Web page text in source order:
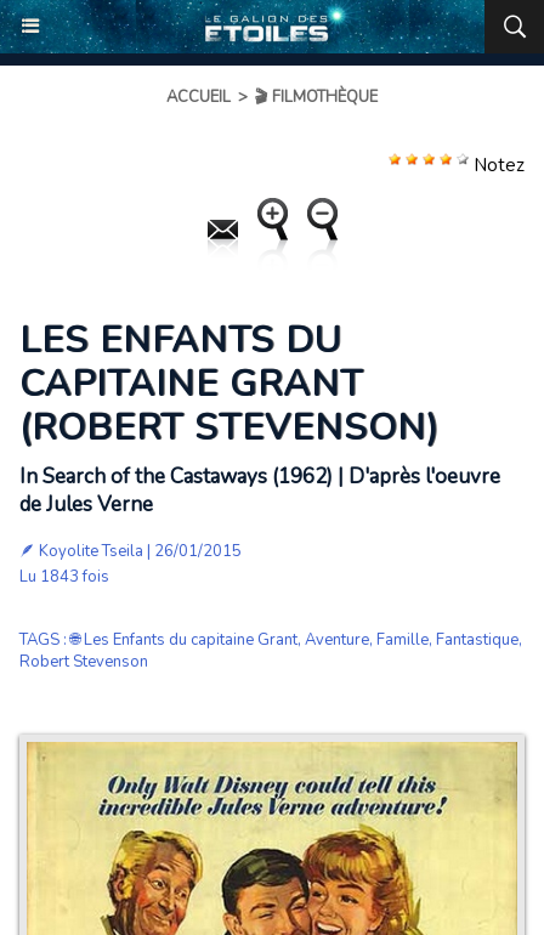
ACCUEIL > 🎬 FILMOTHÈQUE
Notez
LES ENFANTS DU
CAPITAINE GRANT
(ROBERT STEVENSON)
In Search of the Castaways (1962) | D'après l'oeuvre
de Jules Verne
🪶 Koyolite Tseila | 26/01/2015
Lu 1843 fois
TAGS :🌐 Les Enfants du capitaine Grant, Aventure, Famille, Fantastique,
Robert Stevenson